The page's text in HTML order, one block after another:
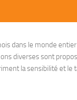
dans le monde
diverses sont
la sensibilité et